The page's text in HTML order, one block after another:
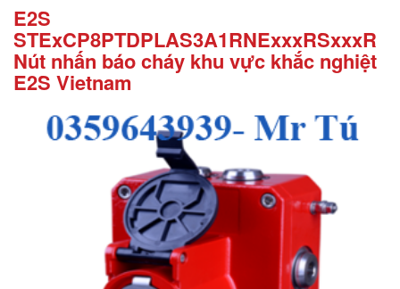
E2S
STExCP8PTDPLAS3A1RNExxxRSxxxR
Nút nhấn báo cháy khu vực khắc nghiệt
E2S Vietnam